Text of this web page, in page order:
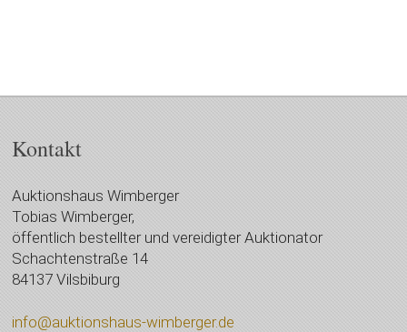
Kontakt
Auktionshaus Wimberger
Tobias Wimberger,
öffentlich bestellter und vereidigter Auktionator
Schachtenstraße 14
84137 Vilsbiburg
info@auktionshaus-wimberger.de